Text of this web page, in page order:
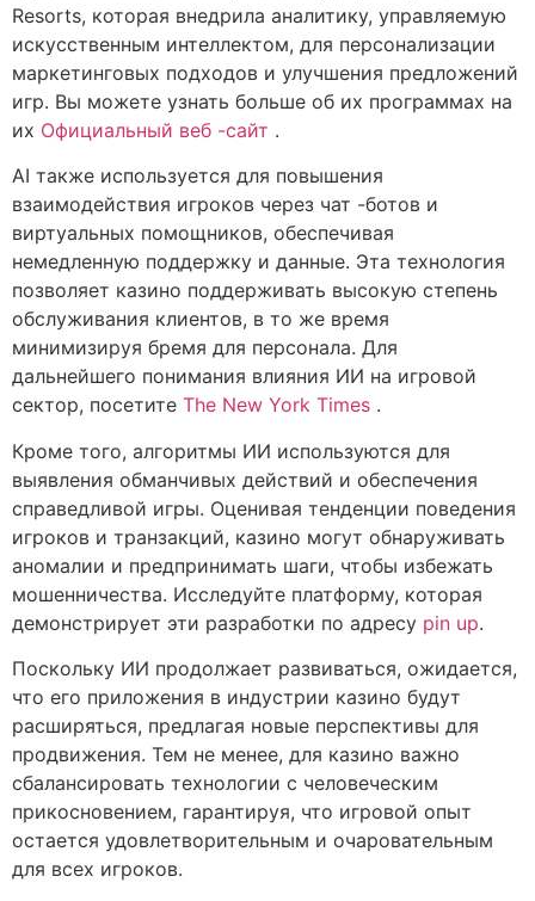
Resorts, которая внедрила аналитику, управляемую
искусственным интеллектом, для персонализации
маркетинговых подходов и улучшения предложений
игр. Вы можете узнать больше об их программах на
их Официальный веб -сайт .
AI также используется для повышения
взаимодействия игроков через чат -ботов и
виртуальных помощников, обеспечивая
немедленную поддержку и данные. Эта технология
позволяет казино поддерживать высокую степень
обслуживания клиентов, в то же время
минимизируя бремя для персонала. Для
дальнейшего понимания влияния ИИ на игровой
сектор, посетите The New York Times .
Кроме того, алгоритмы ИИ используются для
выявления обманчивых действий и обеспечения
справедливой игры. Оценивая тенденции поведения
игроков и транзакций, казино могут обнаруживать
аномалии и предпринимать шаги, чтобы избежать
мошенничества. Исследуйте платформу, которая
демонстрирует эти разработки по адресу pin up.
Поскольку ИИ продолжает развиваться, ожидается,
что его приложения в индустрии казино будут
расширяться, предлагая новые перспективы для
продвижения. Тем не менее, для казино важно
сбалансировать технологии с человеческим
прикосновением, гарантируя, что игровой опыт
остается удовлетворительным и очаровательным
для всех игроков.